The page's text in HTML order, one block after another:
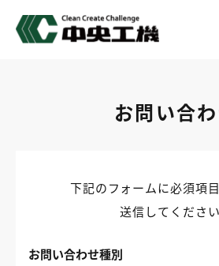
お問い合
下記のフォームに必須項
送信してください
お問い合わせ種別